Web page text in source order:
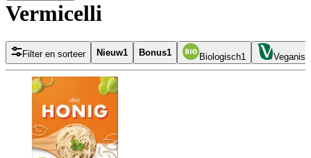
Vermicelli
Filter en sorteer Nieuw1 Bonus1 Biologisch1